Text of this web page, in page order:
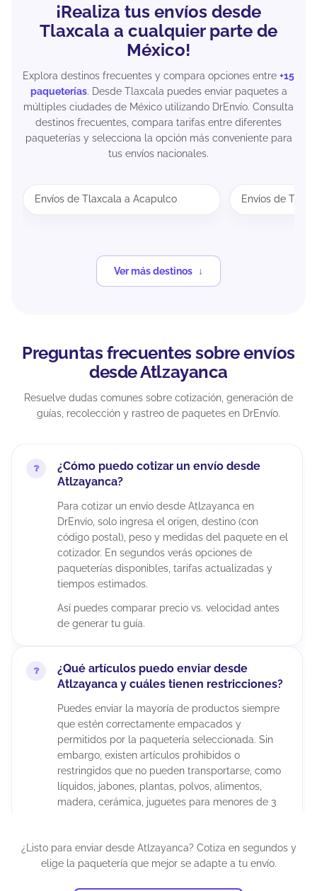
¡Realiza tus envíos desde
Tlaxcala a cualquier parte de
México!
Explora destinos frecuentes y compara opciones entre +15
paqueterías. Desde Tlaxcala puedes enviar paquetes a
múltiples ciudades de México utilizando DrEnvío. Consulta
destinos frecuentes, compara tarifas entre diferentes
paqueterías y selecciona la opción más conveniente para
tus envíos nacionales.
Envíos de Tlaxcala a Acapulco Envíos de
Ver más destinos
Preguntas frecuentes sobre envíos
desde Atlzayanca
Resuelve dudas comunes sobre cotización, generación de
guías, recolección y rastreo de paquetes en DrEnvío.
¿Cómo puedo cotizar un envío desde
Atlzayanca?
Para cotizar un envío desde Atlzayanca en
DrEnvío, solo ingresa el origen, destino (con
código postal), peso y medidas del paquete en el
cotizador. En segundos verás opciones de
paqueterías disponibles, tarifas actualizadas y
tiempos estimados.
Así puedes comparar precio vs. velocidad antes
de generar tu guía.
¿Qué artículos puedo enviar desde
Atlzayanca y cuáles tienen restricciones?
Puedes enviar la mayoría de productos siempre
que estén correctamente empacados y
permitidos por la paquetería seleccionada. Sin
embargo, existen artículos prohibidos o
restringidos que no pueden transportarse, como
líquidos, jabones, plantas, polvos, alimentos,
madera, cerámica, juguetes para menores de 3
armas artificiales, restos humanos o animales,
diamantes industriales, pornografía, billetes de
¿Listo para enviar desde Atlzayanca? Cotiza en segundos y
elige la paquetería que mejor se adapte a tu envío.